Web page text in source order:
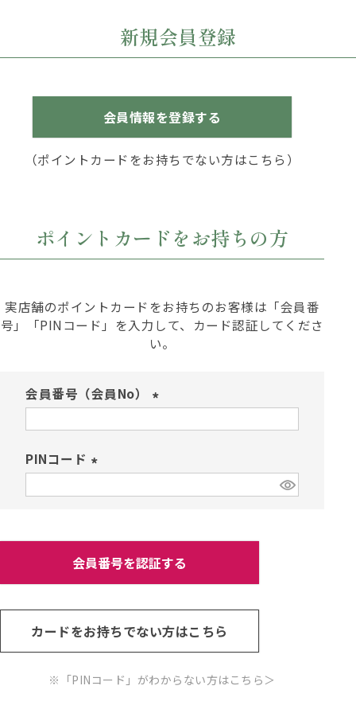
新規会員登録
会員情報を登録する
（ポイントカードをお持ちでない方はこちら）
ポイントカードをお持ちの方
実店舗のポイントカードをお持ちのお客様は「会員番
号」「PINコード」を入力して、カード認証してくださ
い。
会員番号（会員No）
必
)
PINコード
必
)
会員番号を認証する
カードをお持ちでない方はこちら
※「PINコード」がわからない方はこちら ＞